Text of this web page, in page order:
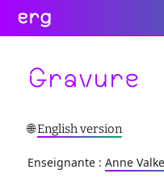
erg
Infos
informations
équipes
Soutien
étudiant·e·s
à
Gravure
🌐English version
Enseignante : Anne